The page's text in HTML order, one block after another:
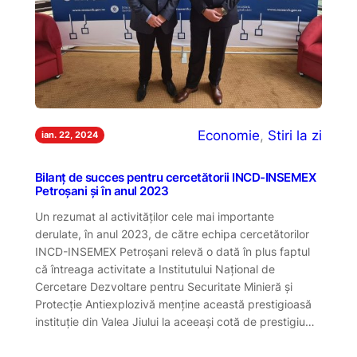
ian. 22, 2024 Economie, Stiri la zi
Bilanț de succes pentru cercetătorii INCD-INSEMEX
Petroșani și în anul 2023
Un rezumat al activităților cele mai importante
derulate, în anul 2023, de către echipa cercetătorilor
INCD-INSEMEX Petroșani relevă o dată în plus faptul
că întreaga activitate a Institutului Național de
Cercetare Dezvoltare pentru Securitate Minieră și
Protecție Antiexplozivă menține această prestigioasă
instituție din Valea Jiului la aceeași cotă de prestigiu…